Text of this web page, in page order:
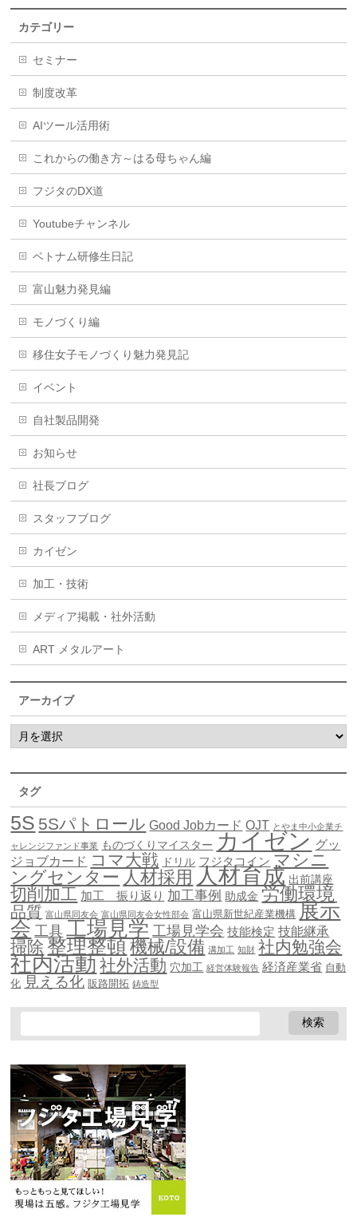
カテゴリー
セミナー
制度改革
AIツール活用術
これからの働き方～はる母ちゃん編
フジタのDX道
Youtubeチャンネル
ベトナム研修生日記
富山魅力発見編
モノづくり編
移住女子モノづくり魅力発見記
イベント
自社製品開発
お知らせ
社長ブログ
スタッフブログ
カイゼン
加工・技術
メディア掲載・社外活動
ART メタルアート
アーカイブ
タグ
5S 5Sパトロール Good Jobカード OJT とやま中小企業チ
ャレンジファンド事業 ものづくりマイスター カイゼン グッ
ジョブカード コマ大戦 ドリル フジタコイン マシニ
ングセンター 人材採用 人材育成 出前講座
切削加工 加工 振り返り 加工事例 助成金 労働環境
品質 富山県同友会 富山県同友会女性部会 富山県新世紀産業機構 展示
会 工具 工場見学 工場見学会 技能検定 技能継承
掃除 整理整頓機械/設備 溝加工 知財 社内勉強会
社内活動社外活動 穴加工 経営体験報告 経済産業省 自動
化 見える化 販路開拓 鋳造型